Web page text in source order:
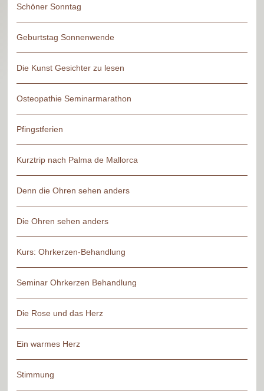
Schöner Sonntag
Geburtstag Sonnenwende
Die Kunst Gesichter zu lesen
Osteopathie Seminarmarathon
Pfingstferien
Kurztrip nach Palma de Mallorca
Denn die Ohren sehen anders
Die Ohren sehen anders
Kurs: Ohrkerzen-Behandlung
Seminar Ohrkerzen Behandlung
Die Rose und das Herz
Ein warmes Herz
Stimmung